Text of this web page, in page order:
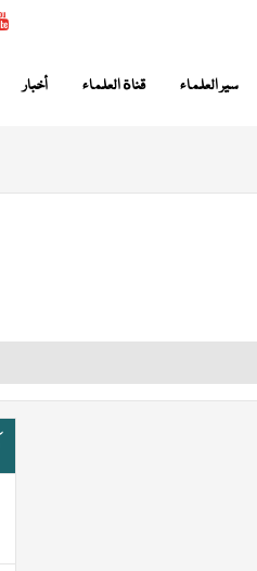
سير العلماء قناة العلماء أخبار